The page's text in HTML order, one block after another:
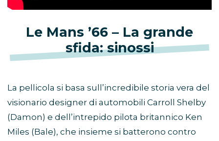
Le Mans ’66 – La grande
sfida: sinossi
La pellicola si basa sull’incredibile storia vera del
visionario designer di automobili Carroll Shelby
(Damon) e dell’intrepido pilota britannico Ken
Miles (Bale), che insieme si batterono contro